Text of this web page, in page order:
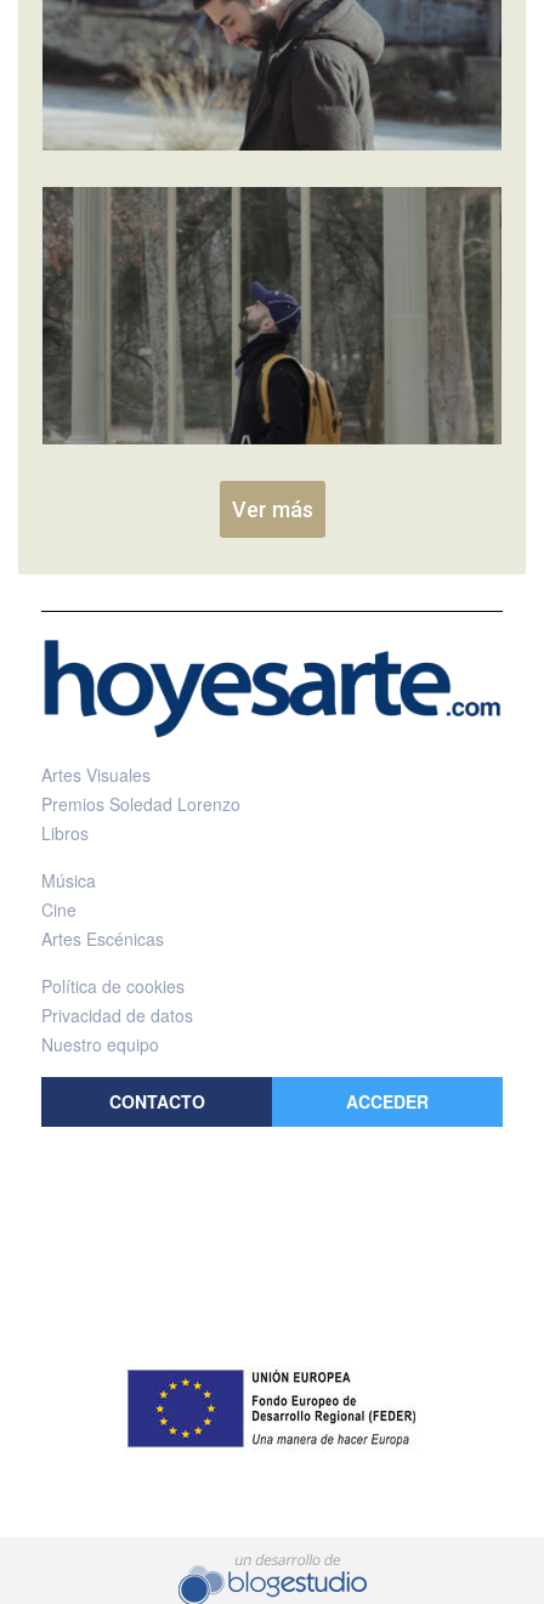
Ver más
Artes Visuales
Premios Soledad Lorenzo
Libros
Música
Cine
Artes Escénicas
Política de cookies
Privacidad de datos
Nuestro equipo
CONTACTO ACCEDER